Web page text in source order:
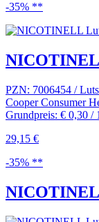
-35% **
PZN: 7006454 /
Cooper Consumer
Grundpreis: € 0,30 /
29,15 €
-35% **